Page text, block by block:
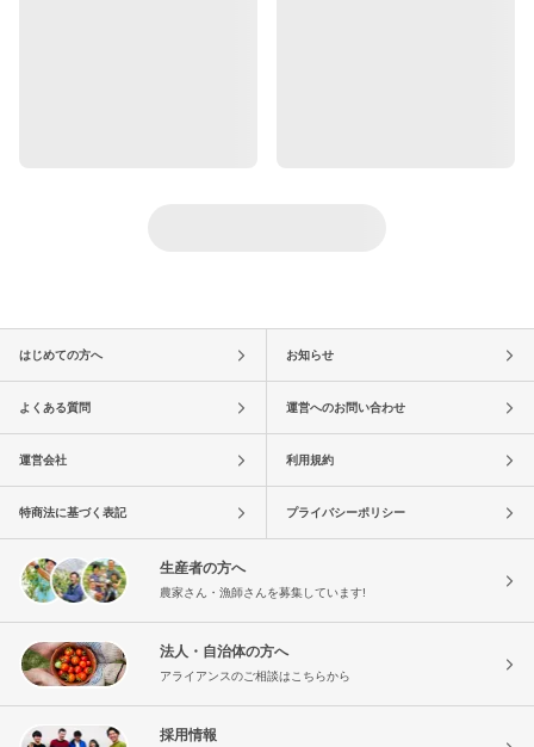
はじめての方へ お知らせ
よくある質問 運営へのお問い合わせ
運営会社 利用規約
特商法に基づく表記 プライバシーポリシー
生産者の方へ
農家さん・漁師さんを募集しています!
法人・自治体の方へ
アライアンスのご相談はこちらから
採用情報